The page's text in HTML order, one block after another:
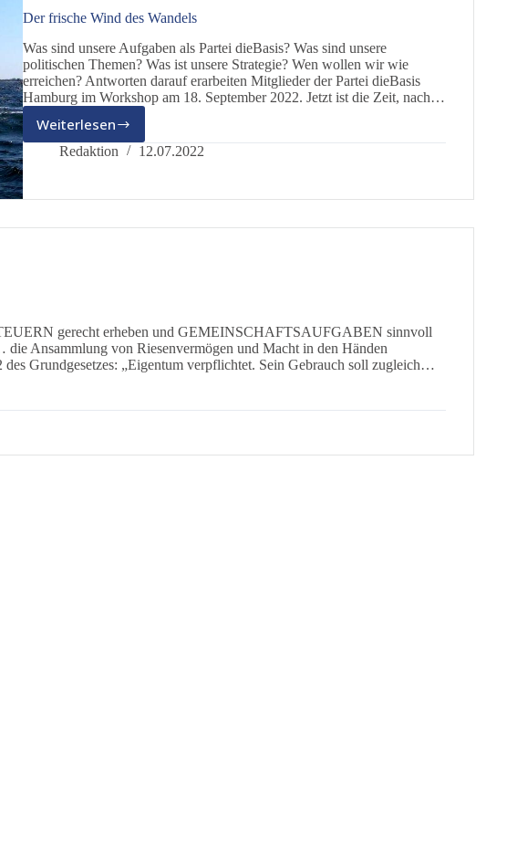
Der frische Wind des Wandels
Was sind unsere Aufgaben als Partei dieBasis? Was sind unsere
politischen Themen? Was ist unsere Strategie? Wen wollen wir wie
erreichen? Antworten darauf erarbeiten Mitglieder der Partei dieBasis
Hamburg im Workshop am 18. September 2022. Jetzt ist die Zeit, nach…
Weiterlesen
Der
frische
Wandels
Redaktion 12.07.2022
gerecht erheben und GEMEINSCHAFTSAUFGABEN sinnvoll
die Ansammlung von Riesenvermögen und Macht in den Händen
Grundgesetzes: „Eigentum verpflichtet. Sein Gebrauch soll zugleich…